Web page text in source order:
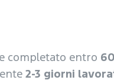
completato entro
2-3 giorni